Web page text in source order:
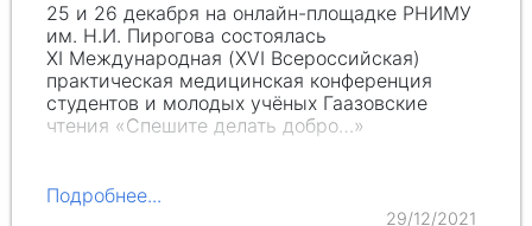
25 и 26 декабря на онлайн-площадке РНИМУ
им. Н.И. Пирогова состоялась
ХI Международная (XVI Всероссийская)
практическая медицинская конференция
студентов и молодых учёных Гаазовские
чтения «Спешите делать добро…»
Подробнее...
29/12/2021